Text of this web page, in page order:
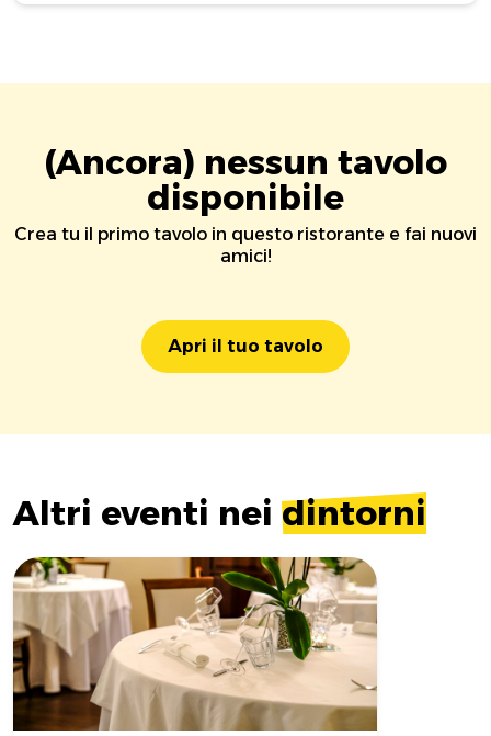
(Ancora) nessun tavolo
disponibile
Crea tu il primo tavolo in questo ristorante e fai nuovi
amici!
Apri il tuo tavolo
Altri eventi nei dintorni